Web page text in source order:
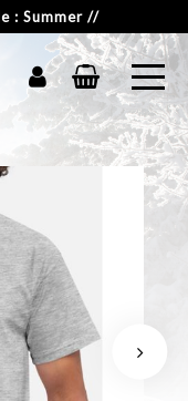
: Summer //